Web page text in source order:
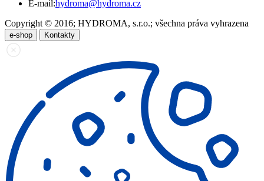
E-mail:hydroma@hydroma.cz
Copyright © 2016; HYDROMA, s.r.o.; všechna práva vyhrazena
e-shop Kontakty